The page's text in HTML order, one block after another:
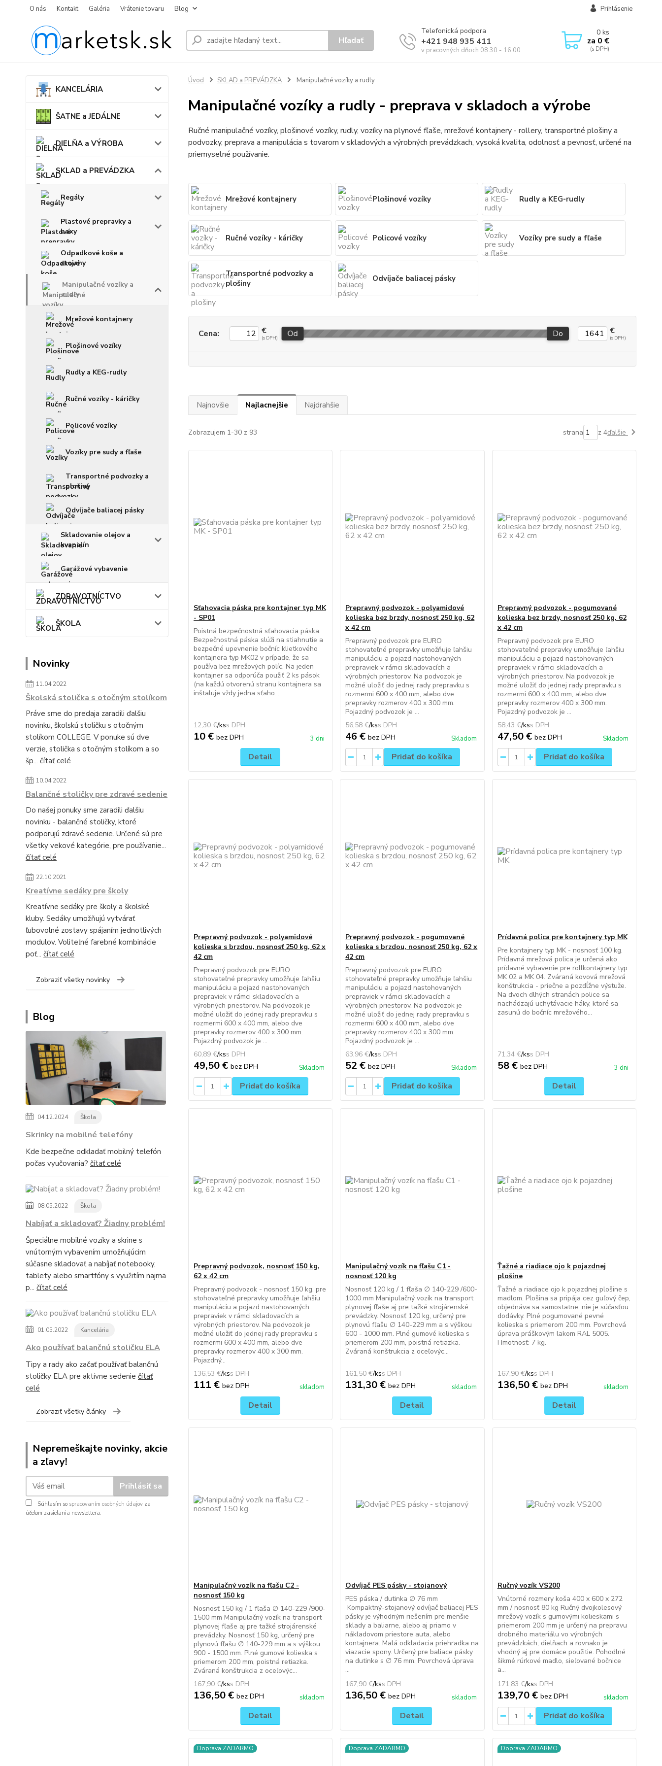
O nás Kontakt Galéria Vrátenie tovaru Blog Prihlásenie
Hľadať
Telefonická podpora
+421 948 935 411
v pracovných dňoch 08.30 - 16.00
0ks
za 0 €
KANCELÁRIA
ŠATNE a JEDÁLNE
DIELŇA a VÝROBA
SKLAD a PREVÁDZKA
Regály
Plastové prepravky a
boxy
Odpadkové koše a
stojany
Manipulačné vozíky a
rudly
Mrežové kontajnery
Plošinové vozíky
Rudly a KEG-rudly
Ručné vozíky - káričky
Policové vozíky
Vozíky pre sudy a fľaše
Transportné podvozky a
plošiny
Odvíjače baliacej pásky
Skladovanie olejov a
kvapalín
Garážové vybavenie
ZDRAVOTNÍCTVO
ŠKOLA
Novinky
11.04.2022
Školská stolička s otočným stolíkom
Práve sme do predaja zaradili ďalšiu
novinku, školskú stoličku s otočným
stolíkom COLLEGE. V ponuke sú dve
verzie, stolička s otočným stolíkom a so
šp... čítať celé
10.04.2022
Balančné stoličky pre zdravé sedenie
Do našej ponuky sme zaradili ďalšiu
novinku - balančné stoličky, ktoré
podporujú zdravé sedenie. Určené sú pre
všetky vekové kategórie, pre používanie...
čítať celé
22.10.2021
Kreatívne sedáky pre školy
Kreatívne sedáky pre školy a školské
kluby. Sedáky umožňujú vytvárať
ľubovolné zostavy spájaním jednotlivých
modulov. Voliteľné farebné kombinácie
poť... čítať celé
Zobraziť všetky novinky
Blog
04.12.2024 Škola
Skrinky na mobilné telefóny
Kde bezpečne odkladať mobilný telefón
počas vyučovania? čítať celé
08.05.2022 Škola
Nabíjať a skladovať? Žiadny problém!
Špeciálne mobilné vozíky a skrine s
vnútorným vybavením umožňujúcim
súčasne skladovať a nabíjať notebooky,
tablety alebo smartfóny s využitím najmä
p... čítať celé
01.05.2022 Kancelária
Ako používať balančnú stoličku ELA
Tipy a rady ako začať používať balančnú
stoličky ELA pre aktívne sedenie čítať
celé
Zobraziť všetky články
Nepremeškajte novinky, akcie
a zľavy!
Prihlásiť sa
Súhlasím so spracovaním osobných údajov za
účelom zasielania newslettera.
Úvod SKLAD a PREVÁDZKA Manipulačné vozíky a rudly
Manipulačné vozíky a rudly - preprava v skladoch a výrobe
Ručné manipulačné vozíky, plošinové vozíky, rudly, vozíky na plynové fľaše, mrežové kontajnery - rollery, transportné plošiny a
podvozky, preprava a manipulácia s tovarom v skladových a výrobných prevádzkach, vysoká kvalita, odolnosť a pevnosť, určené na
priemyselné používanie.
Mrežové kontajnery Plošinové vozíky Rudly a KEG-rudly
Ručné vozíky - káričky Policové vozíky Vozíky pre sudy a fľaše
Transportné podvozky a
plošiny
Odvíjače baliacej pásky
Cena: € Od Do €
Najnovšie Najlacnejšie Najdrahšie
Zobrazujem 1-30 z 93 strana z 4ďalšie
Sťahovacia páska pre kontajner typ MK
- SP01
Poistná bezpečnostná sťahovacia páska.
Bezpečnostná páska slúži na stiahnutie a
bezpečné upevnenie bočníc klietkového
kontajnera typ MK02 v prípade, že sa
používa bez mrežových políc. Na jeden
kontajner sa odporúča použiť 2 ks pások
(na každú otvorenú stranu kontajnera sa
inštaluje vždy jedna sťaho...
12,30 €/ks
10 € bez DPH 3 dni
Detail
Prepravný podvozok - polyamidové
kolieska bez brzdy, nosnosť 250 kg, 62
x 42 cm
Prepravný podvozok pre EURO
stohovateľné prepravky umožňuje ľahšiu
manipuláciu a pojazd nastohovaných
prepraviek v rámci skladovacích a
výrobných priestorov. Na podvozok je
možné uložiť do jednej rady prepravku s
rozmermi 600 x 400 mm, alebo dve
prepravky rozmerov 400 x 300 mm.
Pojazdný podvozok je ...
56,58 €/ks
46 €bez DPH Skladom
Pridať do košíka
Prepravný podvozok - pogumované
kolieska bez brzdy, nosnosť 250 kg, 62
x 42 cm
Prepravný podvozok pre EURO
stohovateľné prepravky umožňuje ľahšiu
manipuláciu a pojazd nastohovaných
prepraviek v rámci skladovacích a
výrobných priestorov. Na podvozok je
možné uložiť do jednej rady prepravku s
rozmermi 600 x 400 mm, alebo dve
prepravky rozmerov 400 x 300 mm.
Pojazdný podvozok je ...
58,43 €/ks
47,50 € bez DPH Skladom
Pridať do košíka
Prepravný podvozok - polyamidové
kolieska s brzdou, nosnosť 250 kg, 62 x
42 cm
Prepravný podvozok pre EURO
stohovateľné prepravky umožňuje ľahšiu
manipuláciu a pojazd nastohovaných
prepraviek v rámci skladovacích a
výrobných priestorov. Na podvozok je
možné uložiť do jednej rady prepravku s
rozmermi 600 x 400 mm, alebo dve
prepravky rozmerov 400 x 300 mm.
Pojazdný podvozok je ...
60,89 €/ks
49,50 € bez DPH Skladom
Pridať do košíka
Prepravný podvozok - pogumované
kolieska s brzdou, nosnosť 250 kg, 62 x
42 cm
Prepravný podvozok pre EURO
stohovateľné prepravky umožňuje ľahšiu
manipuláciu a pojazd nastohovaných
prepraviek v rámci skladovacích a
výrobných priestorov. Na podvozok je
možné uložiť do jednej rady prepravku s
rozmermi 600 x 400 mm, alebo dve
prepravky rozmerov 400 x 300 mm.
Pojazdný podvozok je ...
63,96 €/ks
52 €bez DPH Skladom
Pridať do košíka
Prídavná polica pre kontajnery typ MK
Pre kontajnery typ MK - nosnosť 100 kg.
Prídavná mrežová polica je určená ako
prídavné vybavenie pre rollkontajnery typ
MK 02 a MK 04. Zváraná kovová mrežová
konštrukcia - priečne a pozdĺžne výstuže.
Na dvoch dlhých stranách police sa
nachádzajú uchytávacie háky, ktoré sa
zasunú do bočníc mrežového...
71,34 €/ks
58 € bez DPH 3 dni
Detail
Prepravný podvozok, nosnosť 150 kg,
62 x 42 cm
Prepravný podvozok - nosnosť 150 kg, pre
stohovateľné prepravky umožňuje ľahšiu
manipuláciu a pojazd nastohovaných
prepraviek v rámci skladovacích a
výrobných priestorov. Na podvozok je
možné uložiť do jednej rady prepravku s
rozmermi 600 x 400 mm, alebo dve
prepravky rozmerov 400 x 300 mm.
Pojazdný...
136,53 €/ks
111 € bez DPH skladom
Detail
Manipulačný vozík na fľašu C1 -
nosnosť 120 kg
Nosnosť 120 kg / 1 fľaša ∅ 140-229 /600-
1000 mm Manipulačný vozík na transport
plynovej fľaše aj pre tažké strojárenské
prevádzky. Nosnosť 120 kg, určený pre
plynovú fľašu ∅ 140-229 mm a s výškou
600 - 1000 mm. Plné gumové kolieska s
priemerom 200 mm, poistná retiazka.
Zváraná konštrukcia z oceľovýc...
161,50 €/ks
131,30 €bez DPH skladom
Detail
Ťažné a riadiace ojo k pojazdnej
plošine
Ťažné a riadiace ojo k pojazdnej plošine s
madlom. Plošina sa pripája cez guľový čep,
objednáva sa samostatne, nie je súčasťou
dodávky. Plné pogumované pevné
kolieska s priemerom 200 mm. Povrchová
úprava práškovým lakom RAL 5005.
Hmotnosť: 7 kg.
167,90 €/ks
136,50 € bez DPH skladom
Detail
Manipulačný vozík na fľašu C2 -
nosnosť 150 kg
Nosnosť 150 kg / 1 fľaša ∅ 140-229 /900-
1500 mm Manipulačný vozík na transport
plynovej fľaše aj pre tažké strojárenské
prevádzky. Nosnosť 150 kg, určený pre
plynovú fľašu ∅ 140-229 mm a s výškou
900 - 1500 mm. Plné gumové kolieska s
priemerom 200 mm, poistná retiazka.
Zváraná konštrukcia z oceľovýc...
167,90 €/ks
136,50 € bez DPH skladom
Detail
Odvíjač PES pásky - stojanový
PES páska / dutinka ∅ 76 mm
Kompaktný-stojanový odvíjač baliacej PES
pásky je výhodným riešením pre menšie
sklady a baliarne, alebo aj priamo v
nákladovom priestore auta, alebo
kontajnera. Malá odkladacia priehradka na
viazacie spony. Určený pre baliace pásky
na dutinke s ∅ 76 mm. Povrchová úprava
...
167,90 €/ks
136,50 €bez DPH skladom
Detail
Ručný vozík VS200
Vnútorné rozmery koša 400 x 600 x 272
mm / nosnosť 80 kg Ručný dvojkolesový
mrežový vozík s gumovými kolieskami s
priemerom 200 mm je určený na prepravu
drobného materiálu vo výrobných
prevádzkách, dielňach a rovnako je
vhodný aj pre domáce použitie. Pohodlné
šikmé rúrkové madlo, sieľované bočnice
a...
171,83 €/ks
139,70 € bez DPH skladom
Pridať do košíka
Doprava ZADARMO Doprava ZADARMO Doprava ZADARMO